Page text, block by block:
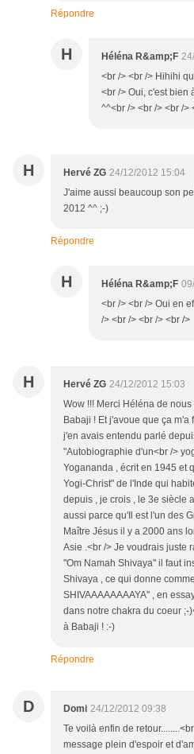
Répondre
H Héléna R&amp;F
<br /> <br /> Hihihi
<br /> Oui, c'est bien
^^<br /> <br /> <br />
H Hervé ZG 24/12/2012 15:04
J'aime aussi beaucoup son
2012 ^^ ;-)
Répondre
H Héléna R&amp;F
<br /> <br /> Oui en
/> <br /> <br /> <br />
H Hervé ZG 24/12/2012 15:03
Wow !!! Merci Héléna de
Babaji ! Et j'avoue que ça
j'en avais entendu parlé
"Autobiographie d'un<br />
Yogananda , écrit en 1945 et
Yogi-Christ" de l'Inde qui
depuis , je crois , le 3e siècle
aussi parce qu'Il est l'un des
Maître Jésus il y a 2000 ans
Asie .<br /> Je voudrais juste
"Om Namah Shivaya" il faut
Shivaya , ce qui donne
SHIVAAAAAAAAYA" , en
dans notre chakra du coeur ;-
à Babaji ! :-)
Répondre
D Domi 24/12/2012 09:38
Te voilà enfin de
message plein d'espoir et